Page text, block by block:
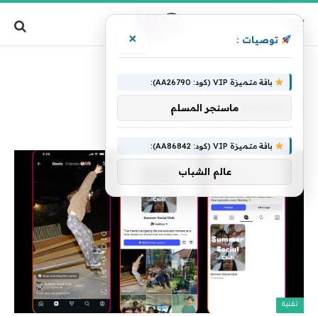
تقنية
توصيات : ×
باقة متميزة VIP (كود: AA26790):
ماسنجر المسلم
باقة متميزة VIP (كود: AA86842):
عالم الشباب